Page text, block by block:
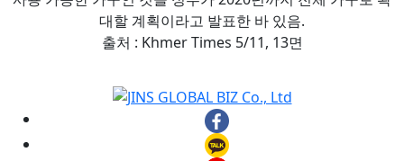
대할 계획이라고 발표한 바 있음.
출처 : Khmer Times 5/11, 13면